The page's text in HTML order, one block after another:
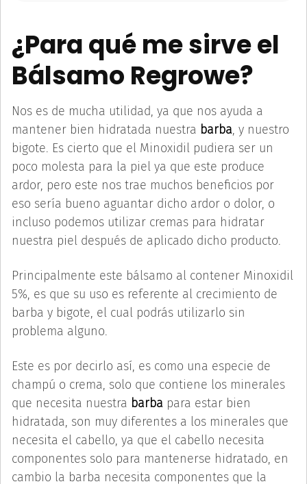
¿Para qué me sirve el
Bálsamo Regrowe?
Nos es de mucha utilidad, ya que nos ayuda a
mantener bien hidratada nuestra barba, y nuestro
bigote. Es cierto que el Minoxidil pudiera ser un
poco molesta para la piel ya que este produce
ardor, pero este nos trae muchos beneficios por
eso sería bueno aguantar dicho ardor o dolor, o
incluso podemos utilizar cremas para hidratar
nuestra piel después de aplicado dicho producto.
Principalmente este bálsamo al contener Minoxidil
5%, es que su uso es referente al crecimiento de
barba y bigote, el cual podrás utilizarlo sin
problema alguno.
Este es por decirlo así, es como una especie de
champú o crema, solo que contiene los minerales
que necesita nuestra barba para estar bien
hidratada, son muy diferentes a los minerales que
necesita el cabello, ya que el cabello necesita
componentes solo para mantenerse hidratado, en
cambio la barba necesita componentes que la